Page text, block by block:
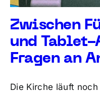
Zwischen
und
Fragen an
Die Kirche läuft